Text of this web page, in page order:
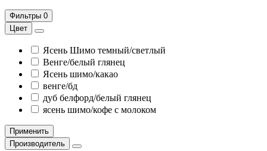
Фильтры 0
Цвет
Ясень Шимо темный/светлый
Венге/белый глянец
Ясень шимо/какао
венге/бд
дуб белфорд/белый глянец
ясень шимо/кофе с молоком
Применить
Производитель